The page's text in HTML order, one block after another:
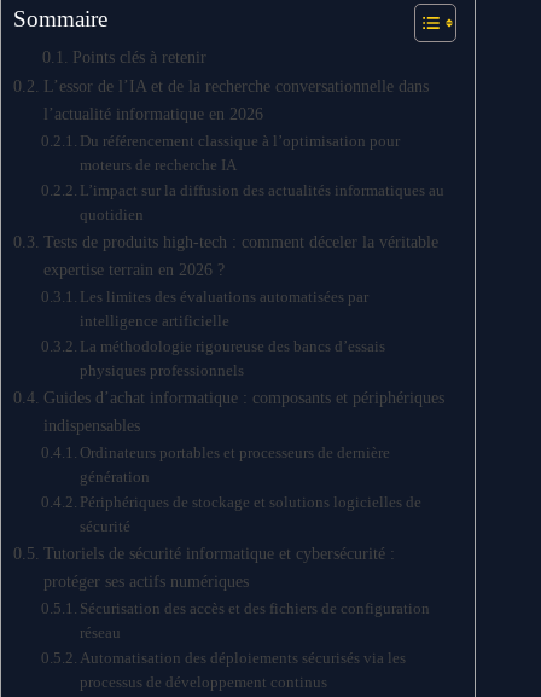
Sommaire
Points clés à retenir
L’essor de l’IA et de la recherche conversationnelle dans
l’actualité informatique en 2026
Du référencement classique à l’optimisation pour
moteurs de recherche IA
L’impact sur la diffusion des actualités informatiques au
quotidien
Tests de produits high-tech : comment déceler la véritable
expertise terrain en 2026 ?
Les limites des évaluations automatisées par
intelligence artificielle
La méthodologie rigoureuse des bancs d’essais
physiques professionnels
Guides d’achat informatique : composants et périphériques
indispensables
Ordinateurs portables et processeurs de dernière
génération
Périphériques de stockage et solutions logicielles de
sécurité
Tutoriels de sécurité informatique et cybersécurité :
protéger ses actifs numériques
Sécurisation des accès et des fichiers de configuration
réseau
Automatisation des déploiements sécurisés via les
processus de développement continus